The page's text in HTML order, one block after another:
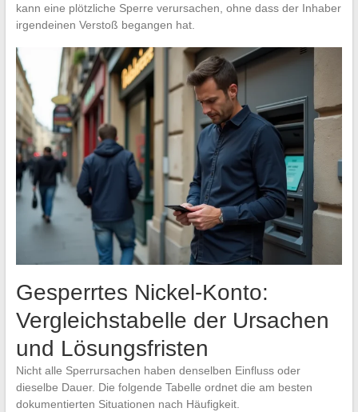
kann eine plötzliche Sperre verursachen, ohne dass der Inhaber
irgendeinen Verstoß begangen hat.
Gesperrtes Nickel-Konto:
Vergleichstabelle der Ursachen
und Lösungsfristen
Nicht alle Sperrursachen haben denselben Einfluss oder
dieselbe Dauer. Die folgende Tabelle ordnet die am besten
dokumentierten Situationen nach Häufigkeit.